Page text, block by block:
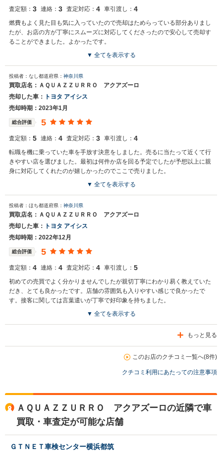
査定額： 3 連絡： 3 査定対応： 4 車引渡し： 4
燃費もよく見た目も気に入っていたので売却はためらっている部分ありまし
たが、お店の方が丁寧にスムーズに対応してくださったので安心して売却す
ることができました。よかったです。
▼ 全てを表示する
投稿者：なし 都道府県： 神奈川県
買取店名：ＡＱＵＡＺＺＵＲＲＯ アクアズーロ
売却した車：
トヨタ アイシス
売却時期：2023年1月
総合評価 5
査定額： 5 連絡： 4 査定対応： 3 車引渡し： 4
転職を機に乗っていた車を手放す決意をしました。売るに当たって近くて行
きやすい店を選びました。最初は何件か店を回る予定でしたが予想以上に親
身に対応してくれたのが嬉しかったのでここで売りました。
▼ 全てを表示する
投稿者：ほち都道府県： 神奈川県
買取店名：ＡＱＵＡＺＺＵＲＲＯ アクアズーロ
売却した車：
トヨタ アイシス
売却時期：2022年12月
総合評価 5
査定額： 4 連絡： 4 査定対応： 4 車引渡し： 5
初めての売買でよく分かりませんでしたが親切丁寧にわかり易く教えていた
だき、とても良かったです。店舗の雰囲気も入りやすい感じで良かったで
す。接客に関しては言葉遣いが丁寧で好印象を持ちました。
▼ 全てを表示する
もっと見る
このお店のクチコミ一覧へ(8件)
クチコミ利用にあたっての注意事項
ＡＱＵＡＺＺＵＲＲＯ アクアズーロの近隣で車
買取・車査定が可能な店舗
ＧＴＮＥＴ車検センター横浜都筑